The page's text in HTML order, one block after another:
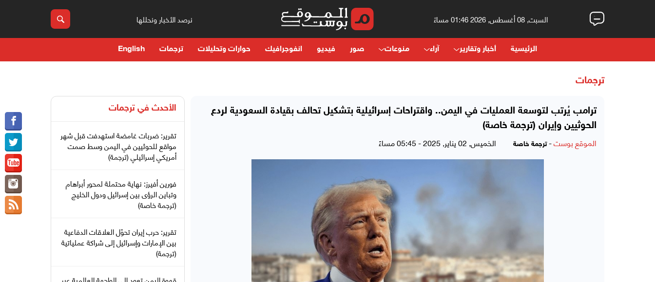
السبت, 08 أغسطس, 2026 01:46 مساءً نرصد الأخبار ونحللها
الرئيسية أخبار وتقارير آراء منوعات صور فيديو انفوجرافيك حوارات وتحليلات ترجمات English
ترجمات
ترامب يُرتب لتوسعة العمليات في اليمن.. واقتراحات إسرائيلية بتشكيل تحالف بقيادة السعودية لردع
الحوثيين وإيران (ترجمة خاصة)
الموقع بوست-ترجمة خاصة الخميس, 02 يناير, 2025 - 05:45 مساءً
الأحدث في ترجمات
تقرير: ضربات غامضة استهدفت قبل شهر
مواقع للحوثيين في اليمن وسط صمت
أمريكي إسرائيلي (ترجمة)
فورين أفيرز: نهاية محتملة لمحور أبراهام
وتباين الرؤى بين إسرائيل ودول الخليج
(ترجمة خاصة)
تقرير: حرب إيران تحوّل العلاقات الدفاعية
بين الإمارات وإسرائيل إلى شراكة عملياتية
(ترجمة)